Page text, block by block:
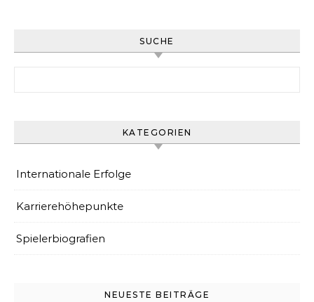
SUCHE
KATEGORIEN
Internationale Erfolge
Karrierehöhepunkte
Spielerbiografien
NEUESTE BEITRÄGE